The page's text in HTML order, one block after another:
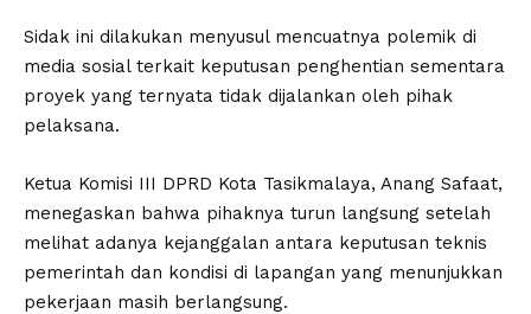
Sidak ini dilakukan menyusul mencuatnya polemik di
media sosial terkait keputusan penghentian sementara
proyek yang ternyata tidak dijalankan oleh pihak
pelaksana.
Ketua Komisi III DPRD Kota Tasikmalaya, Anang Safaat,
menegaskan bahwa pihaknya turun langsung setelah
melihat adanya kejanggalan antara keputusan teknis
pemerintah dan kondisi di lapangan yang menunjukkan
pekerjaan masih berlangsung.